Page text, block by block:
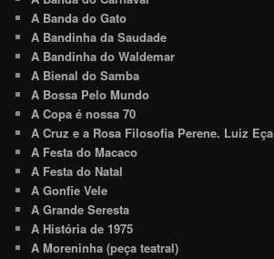
A Banda do Gato
A Bandinha da Saudade
A Bandinha do Waldemar
A Bienal do Samba
A Bossa Pelo Mundo
A Copa é nossa 70
A Cruz e a Rosa Filosofia Perene. Luiz Eça
A Festa do Macaco
A Festa do Natal
A Gonfie Vele
A Grande Seresta
A História de 1975
A Moreninha (peça teatral)